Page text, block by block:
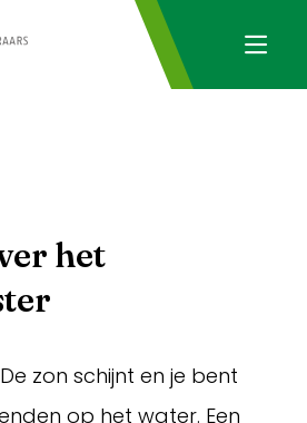
het
zon schijnt en je bent
op het water. Een